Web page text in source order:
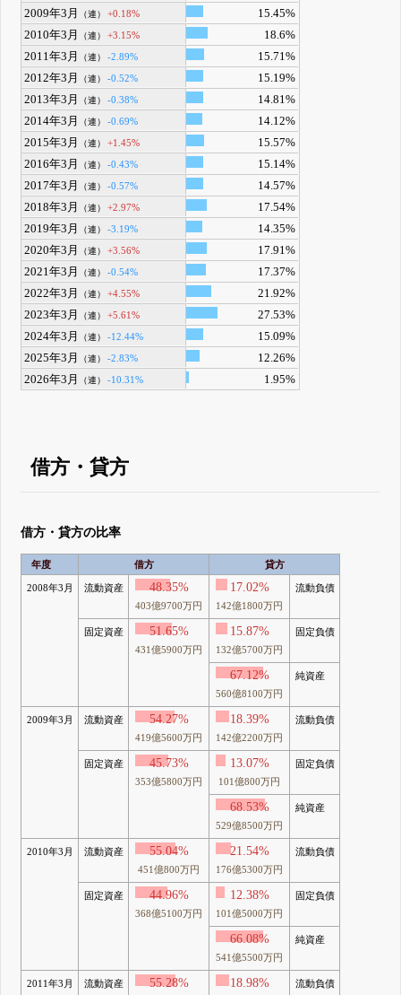
2009年3月
（連） +0.18%
15.45%
2010年3月
（連） +3.15%
18.6%
2011年3月
（連） -2.89%
15.71%
2012年3月
（連） -0.52%
15.19%
2013年3月
（連） -0.38%
14.81%
2014年3月
（連） -0.69%
14.12%
2015年3月
（連） +1.45%
15.57%
2016年3月
（連） -0.43%
15.14%
2017年3月
（連） -0.57%
14.57%
2018年3月
（連） +2.97%
17.54%
2019年3月
（連） -3.19%
14.35%
2020年3月
（連） +3.56%
17.91%
2021年3月
（連） -0.54%
17.37%
2022年3月
（連） +4.55%
21.92%
2023年3月
（連） +5.61%
27.53%
2024年3月
（連） -12.44%
15.09%
2025年3月
（連） -2.83%
12.26%
2026年3月
（連） -10.31% 1.95%
借方・貸方
借方・貸方の比率
年度 借方 貸方
2008年3月 流動資産 48.35%
403億9700万円
17.02%
142億1800万円
流動負債
固定資産 51.65%
431億5900万円
15.87%
132億5700万円
固定負債
67.12%
560億8100万円
純資産
2009年3月 流動資産 54.27%
419億5600万円
18.39%
142億2200万円
流動負債
固定資産 45.73%
353億5800万円
13.07%
101億800万円
固定負債
68.53%
529億8500万円
純資産
2010年3月 流動資産 55.04%
451億800万円
21.54%
176億5300万円
流動負債
固定資産 44.96%
368億5100万円
12.38%
101億5000万円
固定負債
66.08%
541億5500万円
純資産
2011年3月 流動資産 55.28% 18.98% 流動負債